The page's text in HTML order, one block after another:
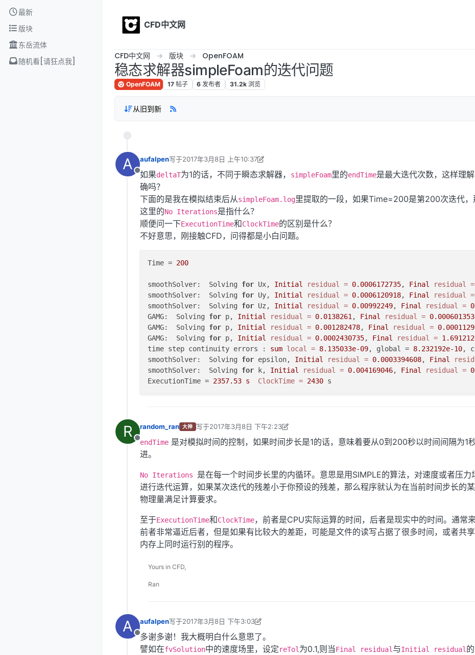
Skip to content
最新
版块
东岳流体
随机看[请狂点我]
CFD中文网
CFD中文网 版块 OpenFOAM
稳态求解器simpleFoam的迭代问题
OpenFOAM 17 帖子 6 发布者 31.2k 浏览
从旧到新
A
离线
aufalpen写于2017年3月8日 上午10:37
最后由 李东岳 编辑2017年3月8日 下午10:49
如果deltaT为1的话，不同于瞬态求解器， simpleFoam里的endTime是最大迭代次数，这样理
确吗？
下面的是我在模拟结束后从simpleFoam.log里提取的一段，如果Time=200是第200次迭代，
这里的No Iterations是指什么？
顺便问一下ExecutionTime和ClockTime的区别是什么？
不好意思，刚接触CFD，问得都是小白问题。
Time = 200
smoothSolver:  Solving for Ux, Initial residual = 0.0006172735, Final residual =
smoothSolver:  Solving for Uy, Initial residual = 0.0006120918, Final residual =
smoothSolver:  Solving for Uz, Initial residual = 0.00992249, Final residual =
GAMG:  Solving for p, Initial residual = 0.0138261, Final residual =
GAMG:  Solving for p, Initial residual = 0.001282478, Final residual =
GAMG:  Solving for p, Initial residual = 0.0002430735, Final residual =
time step continuity errors : sum local = 8.135033e-09, global = 8.232192e-10,
smoothSolver:  Solving for epsilon, Initial residual = 0.0003394608, Final
smoothSolver:  Solving for k, Initial residual = 0.004169046, Final residual =
ExecutionTime = 2357.53 s ClockTime = 2430
R
离线
random_ran 大神 写于2017年3月8日 下午2:23
最后由 李东岳 编辑 2017年3月8日 下午10:50
endTime 是对模拟时间的控制，如果时间步长是1的话，意味着要从0到200秒以时间间隔为1
进。
No Iterations 是在每一个时间步长里的内循环。意思是用SIMPLE的算法，对速度或者压力
进行迭代运算，如果某次迭代的残差小于你预设的残差，那么程序就认为在当前时间步长的
物理量满足计算要求。
至于ExecutionTime和ClockTime，前者是CPU实际运算的时间，后者是现实中的时间。通常
前者非常逼近后者，但是如果有比较大的差距，可能是文件的读写占据了很多时间，或者共
内存上同时运行别的程序。
Yours in CFD,
Ran
A
离线
aufalpen写于2017年3月8日 下午3:03
最后由 李东岳 编辑 2017年3月8日 下午11:27
多谢多谢！我大概明白什么意思了。
譬如在fvSolution中的速度场里，设定reTol为0.1,则当Final residual与Initial residual